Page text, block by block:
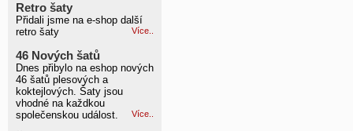
Retro šaty
Přidali jsme na e-shop další
retro šaty
Více..
46 Nových šatů
Dnes přibylo na eshop nových
46 šatů plesových a
koktejlových. Šaty jsou
vhodné na každkou
společenskou událost.
Více..